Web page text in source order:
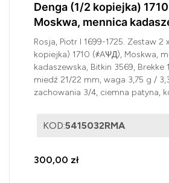
Denga (1/2 kopiejka)
Moskwa, mennica
Rosja, Piotr I 1699-1725. Zestaw 2
kopiejka) 1710 (҂AѰД), Moskwa,
kadaszewska, Bitkin 3569, Brekke
miedź 21/22 mm, waga 3,75 g /
zachowania 3/4, ciemna patyna,
KOD:5415032RMA
300,00 zł